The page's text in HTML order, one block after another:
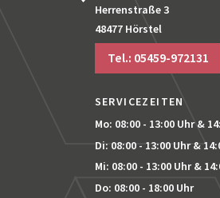
Herrenstraße 3
48477 Hörstel
Tel.: 05459-972131
SERVICEZEITEN
Mo: 08:00 - 13:00 Uhr&
Di: 08:00 - 13:00 Uhr&
Mi: 08:00 - 13:00 Uhr&
Do: 08:00 - 18:00 Uhr